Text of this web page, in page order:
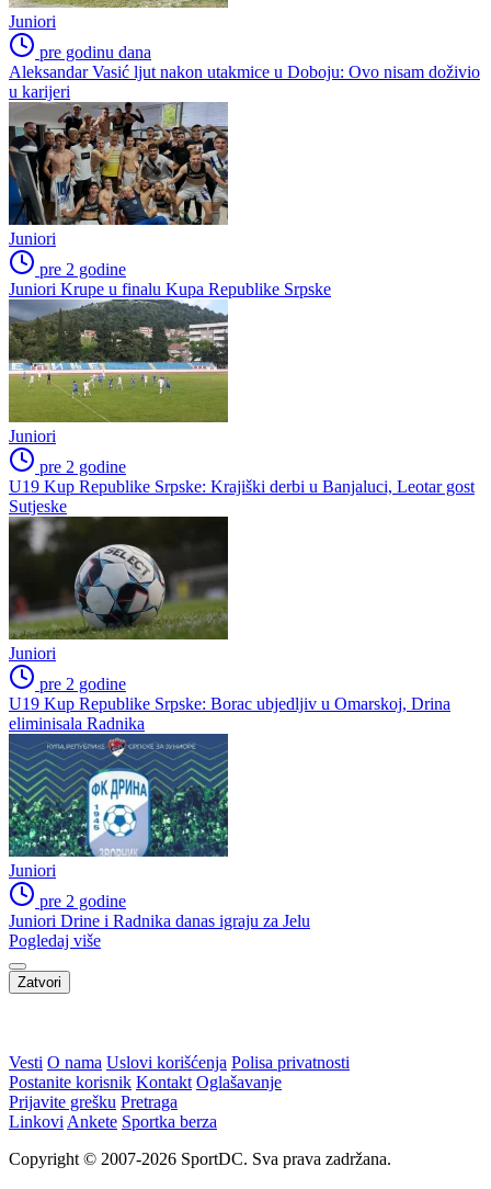
Juniori
pre godinu dana
Aleksandar Vasić ljut nakon utakmice u Doboju: Ovo nisam doživio
u karijeri
Juniori
pre 2 godine
Juniori Krupe u finalu Kupa Republike Srpske
Juniori
pre 2 godine
U19 Kup Republike Srpske: Krajiški derbi u Banjaluci, Leotar gost
Sutjeske
Juniori
pre 2 godine
U19 Kup Republike Srpske: Borac ubjedljiv u Omarskoj, Drina
eliminisala Radnika
Juniori
pre 2 godine
Juniori Drine i Radnika danas igraju za Jelu
Pogledaj više
Zatvori
Hrvatska U-16 osvojila
svjetsko zlato
Riješena dugogodišnja